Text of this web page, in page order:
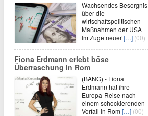
Wachsendes Besorgnis
über die
wirtschaftspolitischen
Maßnahmen der USA
Im Zuge neuer[…] (00)
Fiona Erdmann erlebt böse
Überraschung in Rom
(BANG) - Fiona
Erdmann hat ihre
Europa-Reise nach
einem schockierenden
Vorfall in Rom[…] (00)